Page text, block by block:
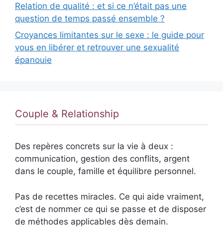
Relation de qualité : et si ce n’était pas une
question de temps passé ensemble ?
Croyances limitantes sur le sexe : le guide pour
vous en libérer et retrouver une sexualité
épanouie
Couple & Relationship
Des repères concrets sur la vie à deux :
communication, gestion des conflits, argent
dans le couple, famille et équilibre personnel.
Pas de recettes miracles. Ce qui aide vraiment,
c’est de nommer ce qui se passe et de disposer
de méthodes applicables dès demain.